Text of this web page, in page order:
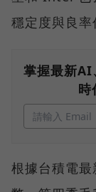
穩定度與良率
掌握最新AI
時
根據台積電